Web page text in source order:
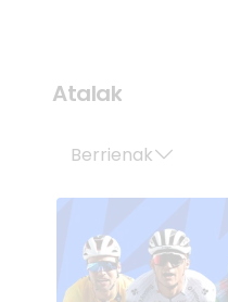
Atalak
Berrienak